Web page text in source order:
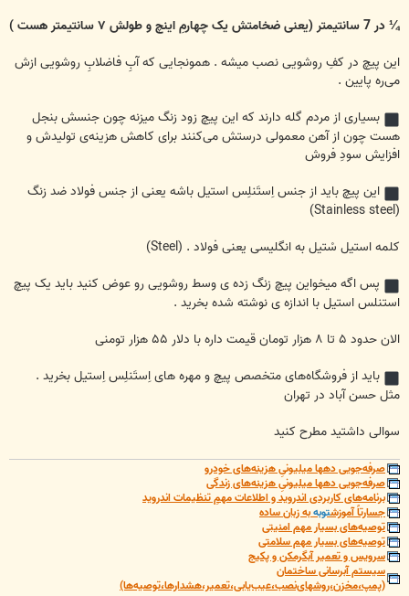
¼ در 7 سانتیمتر (یعنی ضخامتش یک چهارمِ اینچ و طولش ۷ سانتیمتر هست )
این پیچ در کفِ روشویی نصب میشه . همونجایی که آبِ فاضلابِ روشویی ازش
می‌ره پایین .
بسیاری از مردم گله دارند که این پیچ زود زنگ میزنه چون جنسش بنجل
هست چون از آهن معمولی درستش می‌کنند برای کاهش هزینه‌ی تولیدش و
افزایش سودِ فروش
این پیچ باید از جنس اِستَنلِس استیل باشه یعنی از جنس فولاد ضد زنگ
کلمه استیل سْتیل به انگلیسی یعنی فولاد . (Steel)
پس اگه میخواین پیچ زنگ زده ی وسط روشویی رو عوض کنید باید یک پیچ
استنلس استیل با اندازه ی نوشته شده بخرید .
الان حدود ۵ تا ۸ هزار تومان قیمت داره با دلار ۵۵ هزار تومنی
باید از فروشگاه‌های متخصص پیچ و مهره های اِستَنلِس اِستیل بخرید .
مثل حسن آباد در تهران
سوالی داشتید مطرح کنید
صرفه‌جویی دهها میلیونیِ هزینه‌های خودرو
صرفه‌جویی دهها میلیونیِ هزینه‌های زندگی
برنامه‌های کاربردی اندروید و اطلاعات مهمِ تنظیمات اندروید
جسارتاً آموزشتوبهبه زبان ساده
توصیه‌های بسیار مهم امنیتی
توصیه‌های بسیار مهم سلامتی
سرویس و تعمیر آبگرمکن و پکیج
سیستم آبرسانی ساختمان
(پمپ،مخزن،روشهای‌نصب،عیب‌یابی،تعمیر،هشدارها،توصیه‌ها)